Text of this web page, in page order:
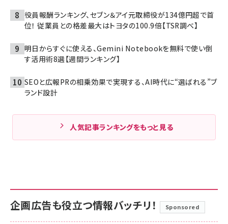
役員報酬ランキング、セブン＆アイ元取締役が134億円超で首
位！ 従業員との格差最大はトヨタの100.9倍【TSR調べ】
明日からすぐに使える、Gemini Notebookを無料で使い倒
す活用術8選【週間ランキング】
SEOと広報PRの相乗効果で実現する、AI時代に“選ばれる”ブ
ランド設計
人気記事ランキングをもっと見る
企画広告も役立つ情報バッチリ！ Sponsored